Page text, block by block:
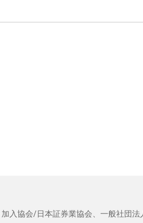
加入協会/日本証券業協会、一般社団法